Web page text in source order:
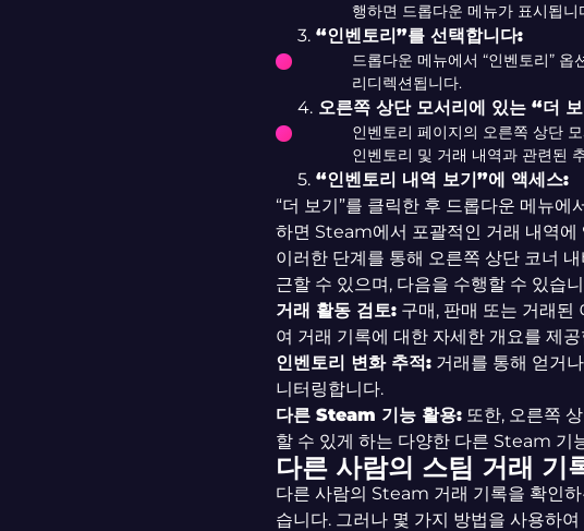
행하면 드롭다운 메뉴가 표시됩니
3. “인벤토리”를 선택합니다:
드롭다운 메뉴에서 “인벤토리”
리디렉션됩니다.
4. 오른쪽 상단 모서리에 있는 “더
인벤토리 페이지의 오른쪽 상단
인벤토리 및 거래 내역과 관련된
5. “인벤토리 내역 보기”에 액세스:
“더 보기”를 클릭한 후 드롭다운 메뉴에
하면 Steam에서 포괄적인 거래 내역에
이러한 단계를 통해 오른쪽 상단 코너
근할 수 있으며, 다음을 수행할 수 있습
거래 활동 검토:구매, 판매 또는 거래된
여 거래 기록에 대한 자세한 개요를 제
인벤토리 변화 추적:거래를 통해 얻거
니터링합니다.
다른 Steam 기능 활용:또한, 오른쪽
할 수 있게 하는 다양한 다른 Steam 기
다른 사람의 스팀 거래 기
다른 사람의 Steam 거래 기록을 확인
습니다. 그러나 몇 가지 방법을 사용하